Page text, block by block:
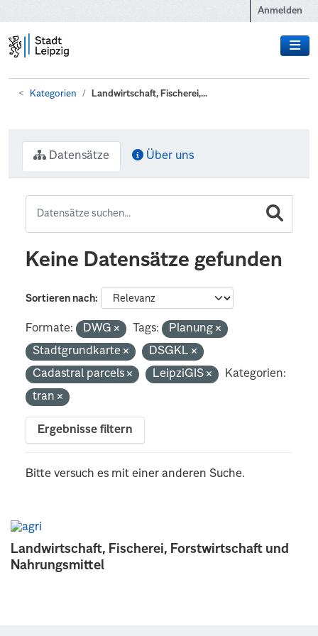
Anmelden
Kategorien Landwirtschaft, Fischerei,...
Landwirtschaft, Fischerei, Forstwirtschaft und
Nahrungsmittel
Datensätze Über uns
Keine Datensätze gefunden
Sortieren nach
Formate: DWG Tags:
Planung
Stadtgrundkarte
DSGKL
Cadastral parcels
LeipziGIS
Kategorien:
tran
Ergebnisse filtern
Bitte versuch es mit einer anderen Suche.